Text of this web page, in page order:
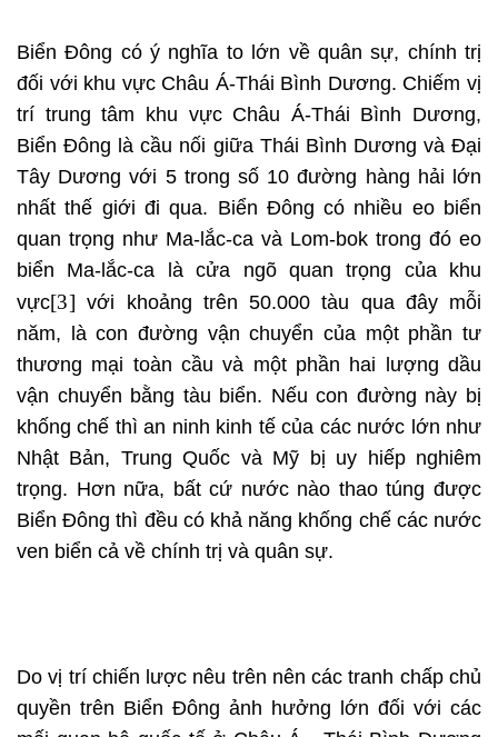
Biển Đông có ý nghĩa to lớn về quân sự, chính trị
đối với khu vực Châu Á-Thái Bình Dương. Chiếm vị
trí trung tâm khu vực Châu Á-Thái Bình Dương,
Biển Đông là cầu nối giữa Thái Bình Dương và Đại
Tây Dương với 5 trong số 10 đường hàng hải lớn
nhất thế giới đi qua. Biển Đông có nhiều eo biển
quan trọng như Ma-lắc-ca và Lom-bok trong đó eo
biển Ma-lắc-ca là cửa ngõ quan trọng của khu
vực[3] với khoảng trên 50.000 tàu qua đây mỗi
năm, là con đường vận chuyển của một phần tư
thương mại toàn cầu và một phần hai lượng dầu
vận chuyển bằng tàu biển. Nếu con đường này bị
khống chế thì an ninh kinh tế của các nước lớn như
Nhật Bản, Trung Quốc và Mỹ bị uy hiếp nghiêm
trọng. Hơn nữa, bất cứ nước nào thao túng được
Biển Đông thì đều có khả năng khống chế các nước
ven biển cả về chính trị và quân sự.
Do vị trí chiến lược nêu trên nên các tranh chấp chủ
quyền trên Biển Đông ảnh hưởng lớn đối với các